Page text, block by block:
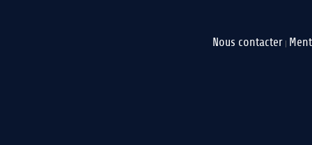
Nous contacter |